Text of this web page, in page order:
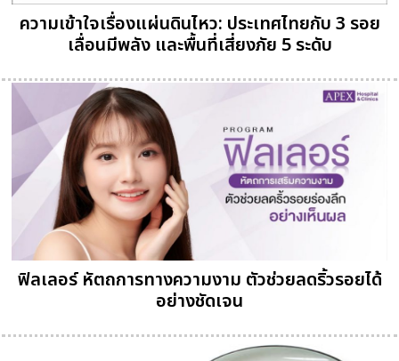
ความเข้าใจเรื่องแผ่นดินไหว: ประเทศไทยกับ 3 รอย
เลื่อนมีพลัง และพื้นที่เสี่ยงภัย 5 ระดับ
ฟิลเลอร์ หัตถการทางความงาม ตัวช่วยลดริ้วรอยได้
อย่างชัดเจน